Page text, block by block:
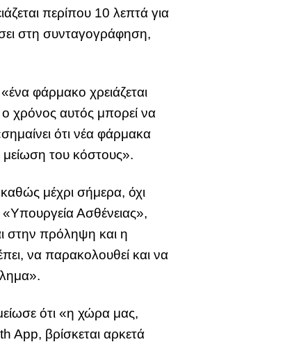
περίπου 10 λεπτά για
στη συνταγογράφηση,
φάρμακο χρειάζεται
χρόνος αυτός μπορεί να
ότι νέα φάρμακα
του κόστους».
μέχρι σήμερα, όχι
Ασθένειας»,
στην πρόληψη και η
να παρακολουθεί και να
ότι «η χώρα μας,
App, βρίσκεται αρκετά